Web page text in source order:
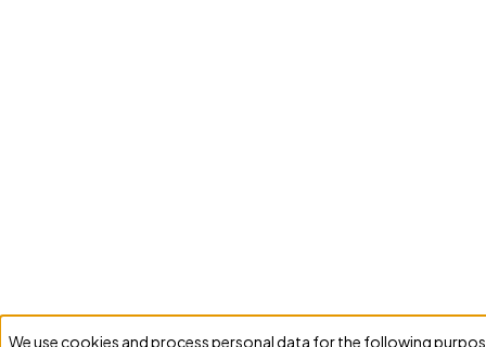
We use cookies and process personal data for the following